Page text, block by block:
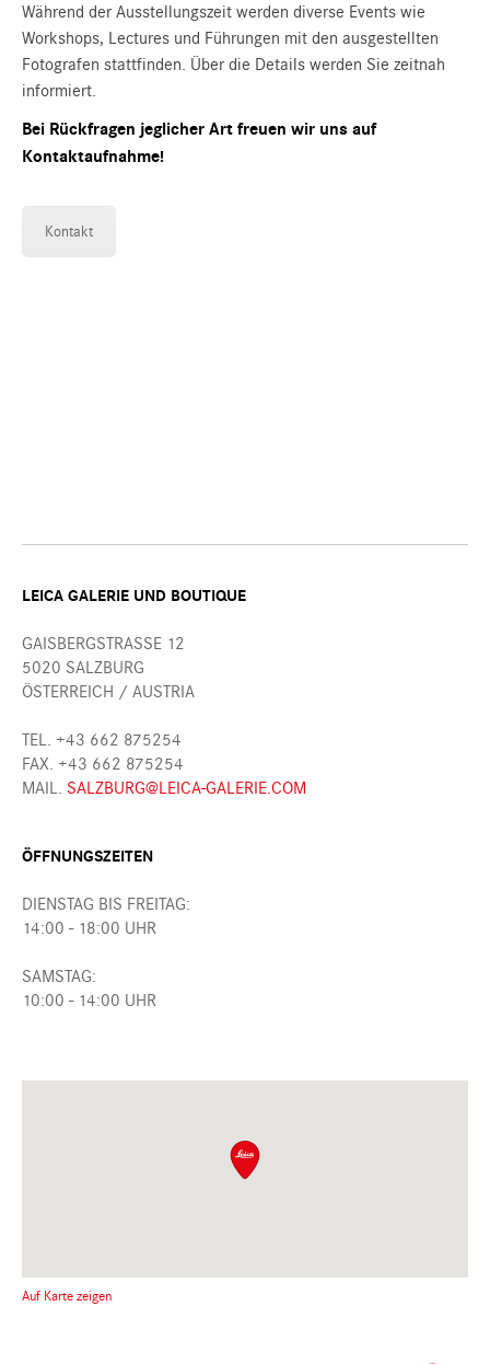
Während der Ausstellungszeit werden diverse Events wie
Workshops, Lectures und Führungen mit den ausgestellten
Fotografen stattfinden. Über die Details werden Sie zeitnah
informiert.
Bei Rückfragen jeglicher Art freuen wir uns auf
Kontaktaufnahme!
Kontakt
LEICA GALERIE UND BOUTIQUE
GAISBERGSTRASSE 12
5020 SALZBURG
ÖSTERREICH / AUSTRIA
TEL. +43 662 875254
FAX. +43 662 875254
MAIL. SALZBURG@LEICA-GALERIE.COM
ÖFFNUNGSZEITEN
DIENSTAG BIS FREITAG:
14:00 - 18:00 UHR
SAMSTAG:
10:00 - 14:00 UHR
Auf Karte zeigen